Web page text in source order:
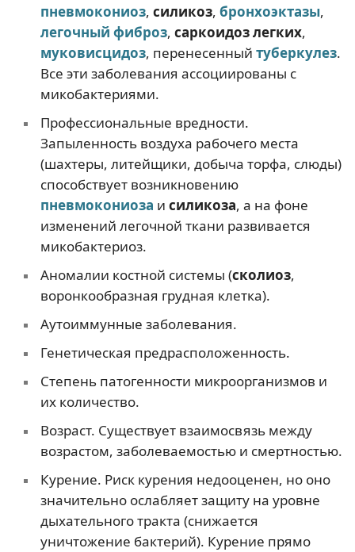
пневмокониоз, силикоз, бронхоэктазы,
легочный фиброз, саркоидоз легких,
муковисцидоз, перенесенный туберкулез.
Все эти заболевания ассоциированы с
микобактериями.
Профессиональные вредности.
Запыленность воздуха рабочего места
(шахтеры, литейщики, добыча торфа, слюды)
способствует возникновению
пневмокониоза и силикоза, а на фоне
изменений легочной ткани развивается
микобактериоз.
Аномалии костной системы (сколиоз,
воронкообразная грудная клетка).
Аутоиммунные заболевания.
Генетическая предрасположенность.
Степень патогенности микроорганизмов и
их количество.
Возраст. Существует взаимосвязь между
возрастом, заболеваемостью и смертностью.
Курение. Риск курения недооценен, но оно
значительно ослабляет защиту на уровне
дыхательного тракта (снижается
уничтожение бактерий). Курение прямо